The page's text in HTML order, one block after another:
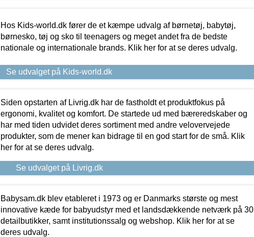
Hos Kids-world.dk fører de et kæmpe udvalg af børnetøj, babytøj,
børnesko, tøj og sko til teenagers og meget andet fra de bedste
nationale og internationale brands. Klik her for at se deres udvalg.
Se udvalget på Kids-world.dk
Siden opstarten af Livrig.dk har de fastholdt et produktfokus på
ergonomi, kvalitet og komfort. De startede ud med bæreredskaber og
har med tiden udvidet deres sortiment med andre velovervejede
produkter, som de mener kan bidrage til en god start for de små. Klik
her for at se deres udvalg.
Se udvalget på Livrig.dk
Babysam.dk blev etableret i 1973 og er Danmarks største og mest
innovative kæde for babyudstyr med et landsdækkende netværk på 30
detailbutikker, samt institutionssalg og webshop. Klik her for at se
deres udvalg.